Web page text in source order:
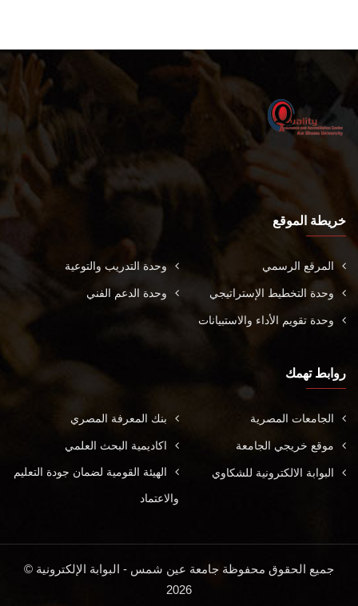
خريطة الموقع
المرقع الرسمي وحدة التدريب والتوعية
وحدة التخطيط الإستراتيجي وحدة الدعم الفني
وحدة تقويم الأداء والاستبيانات
روابط تهمك
الجامعات المصرية بنك المعرفة المصري
موقع خريجي الجامعة اكاديمية البحث العلمي
البوابة الالكترونية للشكاوي الهيئة القومية لضمان جودة التعليم
والاعتماد
جميع الحقوق محفوظة جامعة عين شمس - البوابة الإلكترونية ©
2026